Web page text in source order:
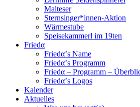
Malteser
Sternsinger*innen-Aktion
Wärmestube
Speisekammerl im 19ten
Friedα
Friedα’s Name
Friedα’s Programm
Friedα – Programm –
Friedα’s Logos
Kalender
Aktuelles